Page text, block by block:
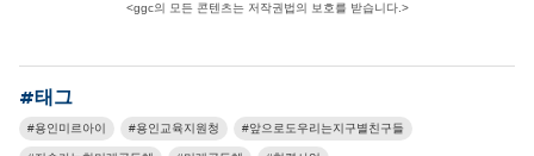
<ggc의 모든 콘텐츠는 저작권법의 보호를 받습니다.>
#태그
용인미르아이 용인교육지원청 앞으로도우리는지구별친구들